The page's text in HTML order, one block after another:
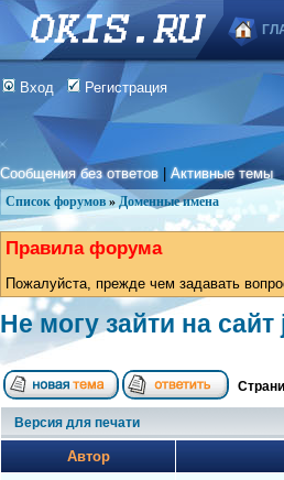
Вход Регистрация
Сообщения без ответов |Активные темы
Список форумов » Доменные имена
Правила форума
Пожалуйста, прежде чем задавать
Не могу зайти на
Версия для печати
Автор